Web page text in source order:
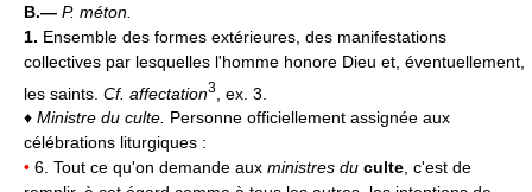
B.— P. méton.
1. Ensemble des formes extérieures, des manifestations
collectives par lesquelles l'homme honore Dieu et, éventuellement,
les saints. Cf. affectation3
, ex. 3.
♦ Ministre du culte. Personne officiellement assignée aux
célébrations liturgiques :
• 6. Tout ce qu'on demande aux ministres du culte, c'est de